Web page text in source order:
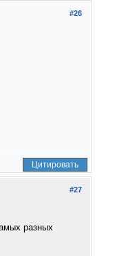
#26
Цитировать
#27
разных